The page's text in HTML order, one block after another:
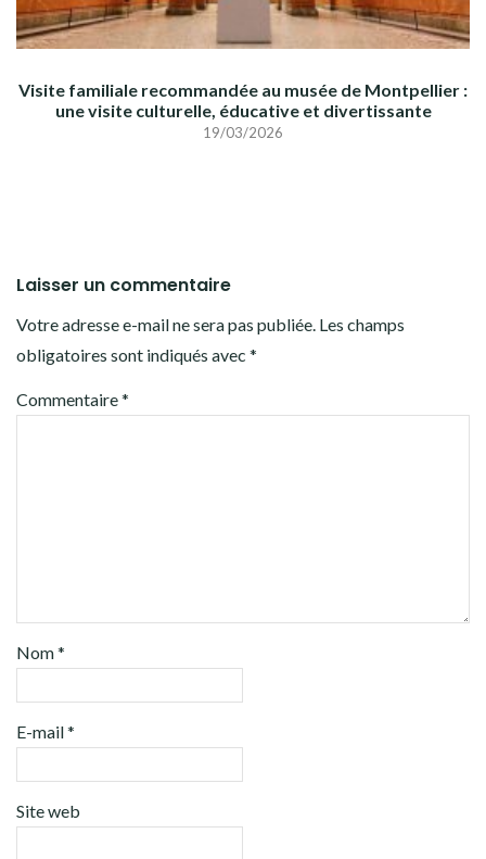
Visite familiale recommandée au musée de Montpellier :
une visite culturelle, éducative et divertissante
19/03/2026
Laisser un commentaire
Votre adresse e-mail ne sera pas publiée. Les champs
obligatoires sont indiqués avec *
Commentaire*
Nom*
E-mail*
Site web